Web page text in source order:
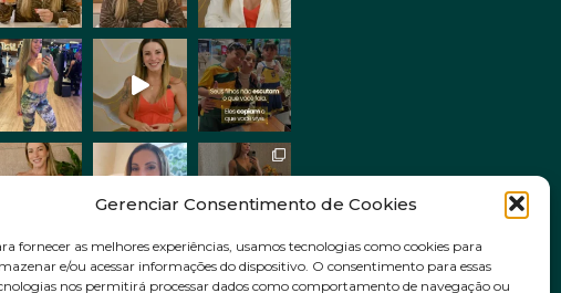
Gerenciar Consentimento de Cookies
fornecer as melhores experiências, usamos tecnologias como cookies para
e/ou acessar informações do dispositivo. O consentimento para essas
nos permitirá processar dados como comportamento de navegação ou
Siga no Instagram